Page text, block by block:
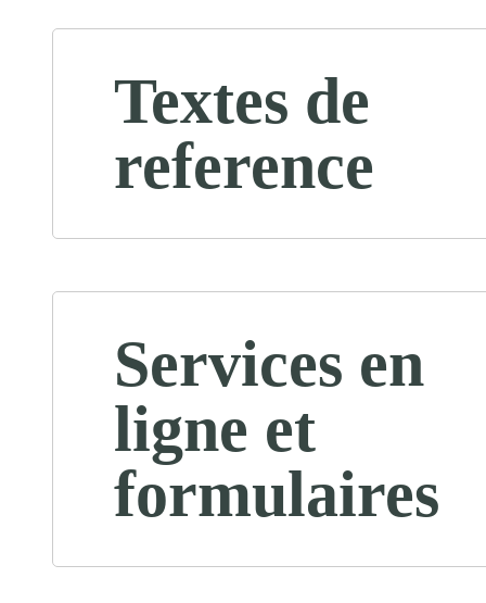
Textes de
reference
Services en
ligne et
formulaires